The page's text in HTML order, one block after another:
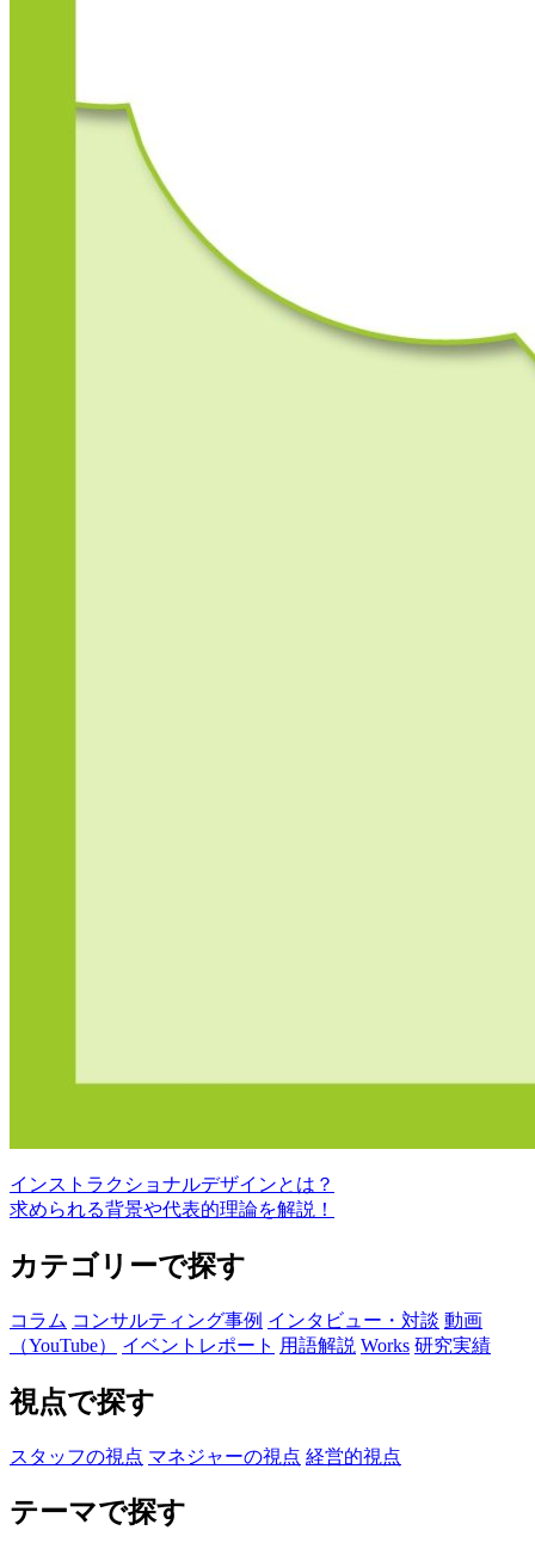
インストラクショナルデザインとは？
求められる背景や代表的理論を解説！
カテゴリーで探す
コラム コンサルティング事例 インタビュー・対談 動画
（YouTube）
イベントレポート 用語解説 Works 研究実績
視点で探す
スタッフの視点 マネジャーの視点 経営的視点
テーマで探す